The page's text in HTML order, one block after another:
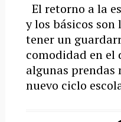
El retorno a la
y los básicos
tener un
comodidad en el
algunas prendas
nuevo ciclo